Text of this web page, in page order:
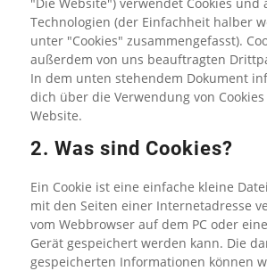
Technologien (der Einfachheit halber
unter "Cookies" zusammengefasst).
außerdem von uns beauftragten
In dem unten stehendem Dokument
dich über die Verwendung von
Website.
2. Was sind Cookies?
Ein Cookie ist eine einfache kleine
mit den Seiten einer Internetadresse
vom Webbrowser auf dem PC oder
Gerät gespeichert werden kann. Die
gespeicherten Informationen können